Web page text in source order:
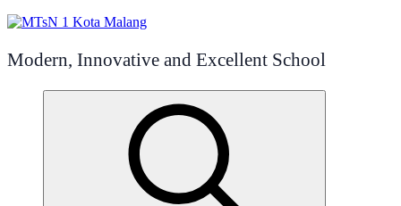
Modern, Innovative and Excellent School